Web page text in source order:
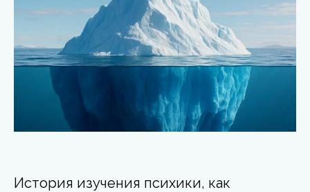
История изучения психики, как